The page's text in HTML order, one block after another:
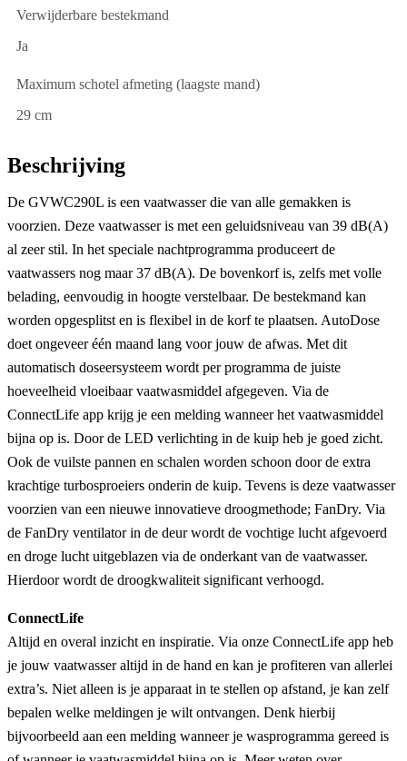
Verwijderbare bestekmand
Ja
Maximum schotel afmeting (laagste mand)
29 cm
Beschrijving
De GVWC290L is een vaatwasser die van alle gemakken is
voorzien. Deze vaatwasser is met een geluidsniveau van 39 dB(A)
al zeer stil. In het speciale nachtprogramma produceert de
vaatwassers nog maar 37 dB(A). De bovenkorf is, zelfs met volle
belading, eenvoudig in hoogte verstelbaar. De bestekmand kan
worden opgesplitst en is flexibel in de korf te plaatsen. AutoDose
doet ongeveer één maand lang voor jouw de afwas. Met dit
automatisch doseersysteem wordt per programma de juiste
hoeveelheid vloeibaar vaatwasmiddel afgegeven. Via de
ConnectLife app krijg je een melding wanneer het vaatwasmiddel
bijna op is. Door de LED verlichting in de kuip heb je goed zicht.
Ook de vuilste pannen en schalen worden schoon door de extra
krachtige turbosproeiers onderin de kuip. Tevens is deze vaatwasser
voorzien van een nieuwe innovatieve droogmethode; FanDry. Via
de FanDry ventilator in de deur wordt de vochtige lucht afgevoerd
en droge lucht uitgeblazen via de onderkant van de vaatwasser.
Hierdoor wordt de droogkwaliteit significant verhoogd.
ConnectLife
Altijd en overal inzicht en inspiratie. Via onze ConnectLife app heb
je jouw vaatwasser altijd in de hand en kan je profiteren van allerlei
extra’s. Niet alleen is je apparaat in te stellen op afstand, je kan zelf
bepalen welke meldingen je wilt ontvangen. Denk hierbij
bijvoorbeeld aan een melding wanneer je wasprogramma gereed is